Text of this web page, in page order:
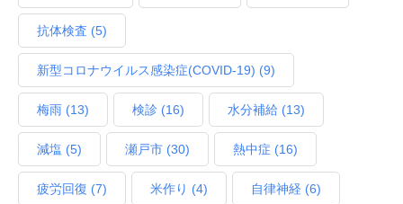
抗体検査 (5)
新型コロナウイルス感染症(COVID‑19) (9)
梅雨 (13) 検診 (16) 水分補給 (13)
減塩 (5) 瀬戸市 (30) 熱中症 (16)
疲労回復 (7) 米作り (4) 自律神経 (6)